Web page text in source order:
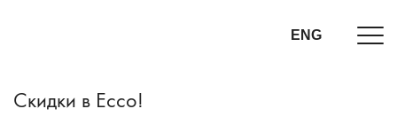
ENG
Скидки в Ecco!